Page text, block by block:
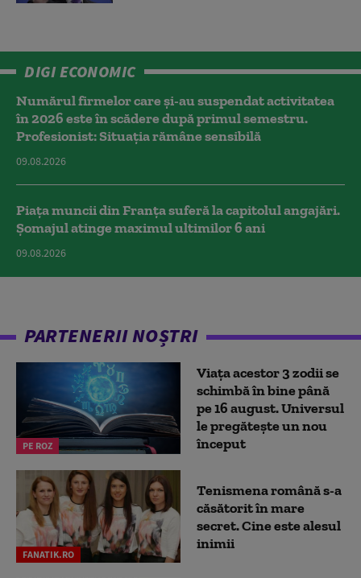
DIGI ECONOMIC
Numărul firmelor care și-au suspendat activitatea
în 2026 este în scădere după primul semestru.
Profesionist: Situația rămâne sensibilă
09.08.2026
Piața muncii din Franța suferă la capitolul angajări.
Șomajul atinge maximul ultimilor 6 ani
09.08.2026
PARTENERII NOȘTRI
PE ROZ
Viața acestor 3 zodii se
schimbă în bine până
pe 16 august. Universul
le pregătește un nou
început
FANATIK.RO
Tenismena română s-a
căsătorit în mare
secret. Cine este alesul
inimii